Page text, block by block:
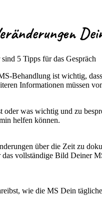
5 Tipps für das Gespräch
Behandlung ist wichtig,
Informationen müssen
was wichtig und zu
helfen können.
über die Zeit zu
vollständige Bild Deiner
wie die MS Dein